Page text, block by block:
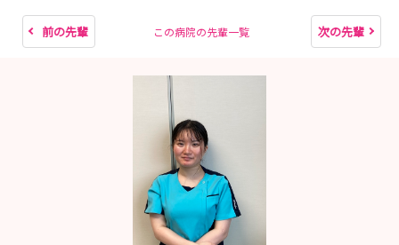
前の先輩 この病院の先輩一覧 次の先輩